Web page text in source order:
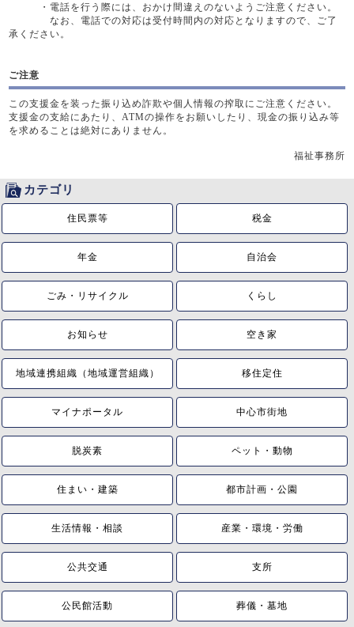
・電話を行う際には、おかけ間違えのないようご注意ください。
なお、電話での対応は受付時間内の対応となりますので、ご了
承ください。
ご注意
この支援金を装った振り込め詐欺や個人情報の搾取にご注意ください。
支援金の支給にあたり、ATMの操作をお願いしたり、現金の振り込み等
を求めることは絶対にありません。
福祉事務所
カテゴリ
住民票等 税金
年金 自治会
ごみ・リサイクル くらし
お知らせ 空き家
地域連携組織（地域運営組織） 移住定住
マイナポータル 中心市街地
脱炭素 ペット・動物
住まい・建築 都市計画・公園
生活情報・相談 産業・環境・労働
公共交通 支所
公民館活動 葬儀・墓地